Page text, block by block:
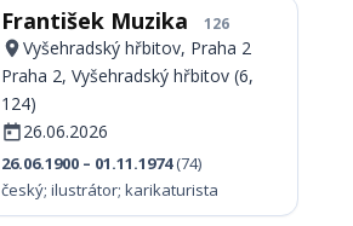
František Muzika 126
Vyšehradský hřbitov, Praha 2
Praha 2, Vyšehradský hřbitov (6,
124)
26.06.2026
26.06.1900 – 01.11.1974(74)
český; ilustrátor; karikaturista